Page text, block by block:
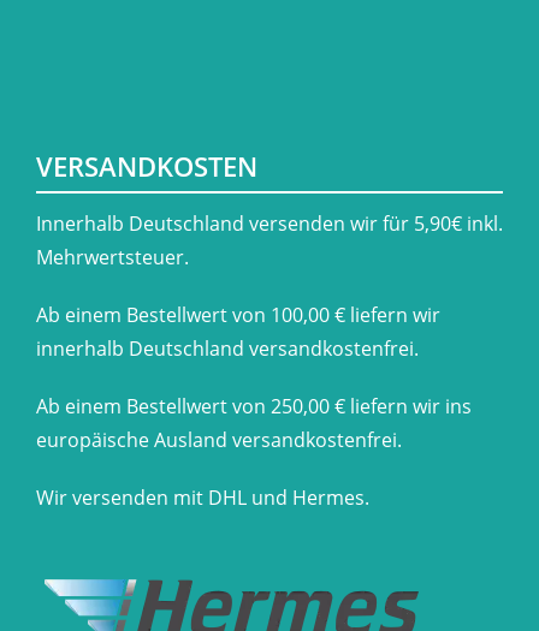
VERSANDKOSTEN
​Innerhalb Deutschland versenden wir für 5,90€ inkl.
Mehrwertsteuer.
Ab einem Bestellwert von 100,00 € liefern wir
innerhalb Deutschland versandkostenfrei.
Ab einem Bestellwert von 250,00 € liefern wir ins
europäische Ausland versandkostenfrei.
Wir versenden mit DHL und Hermes.